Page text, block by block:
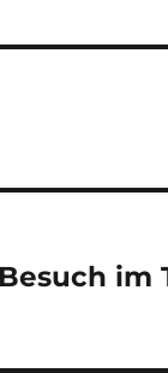
im